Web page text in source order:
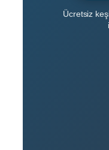
Ücretsiz